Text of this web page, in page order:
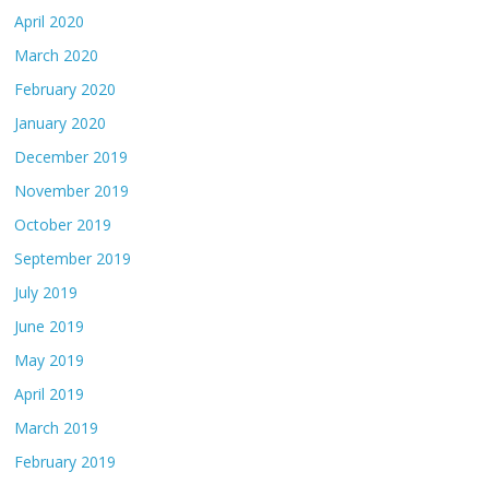
April 2020
March 2020
February 2020
January 2020
December 2019
November 2019
October 2019
September 2019
July 2019
June 2019
May 2019
April 2019
March 2019
February 2019